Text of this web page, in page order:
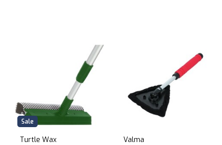
Sale
Turtle Wax
Valma